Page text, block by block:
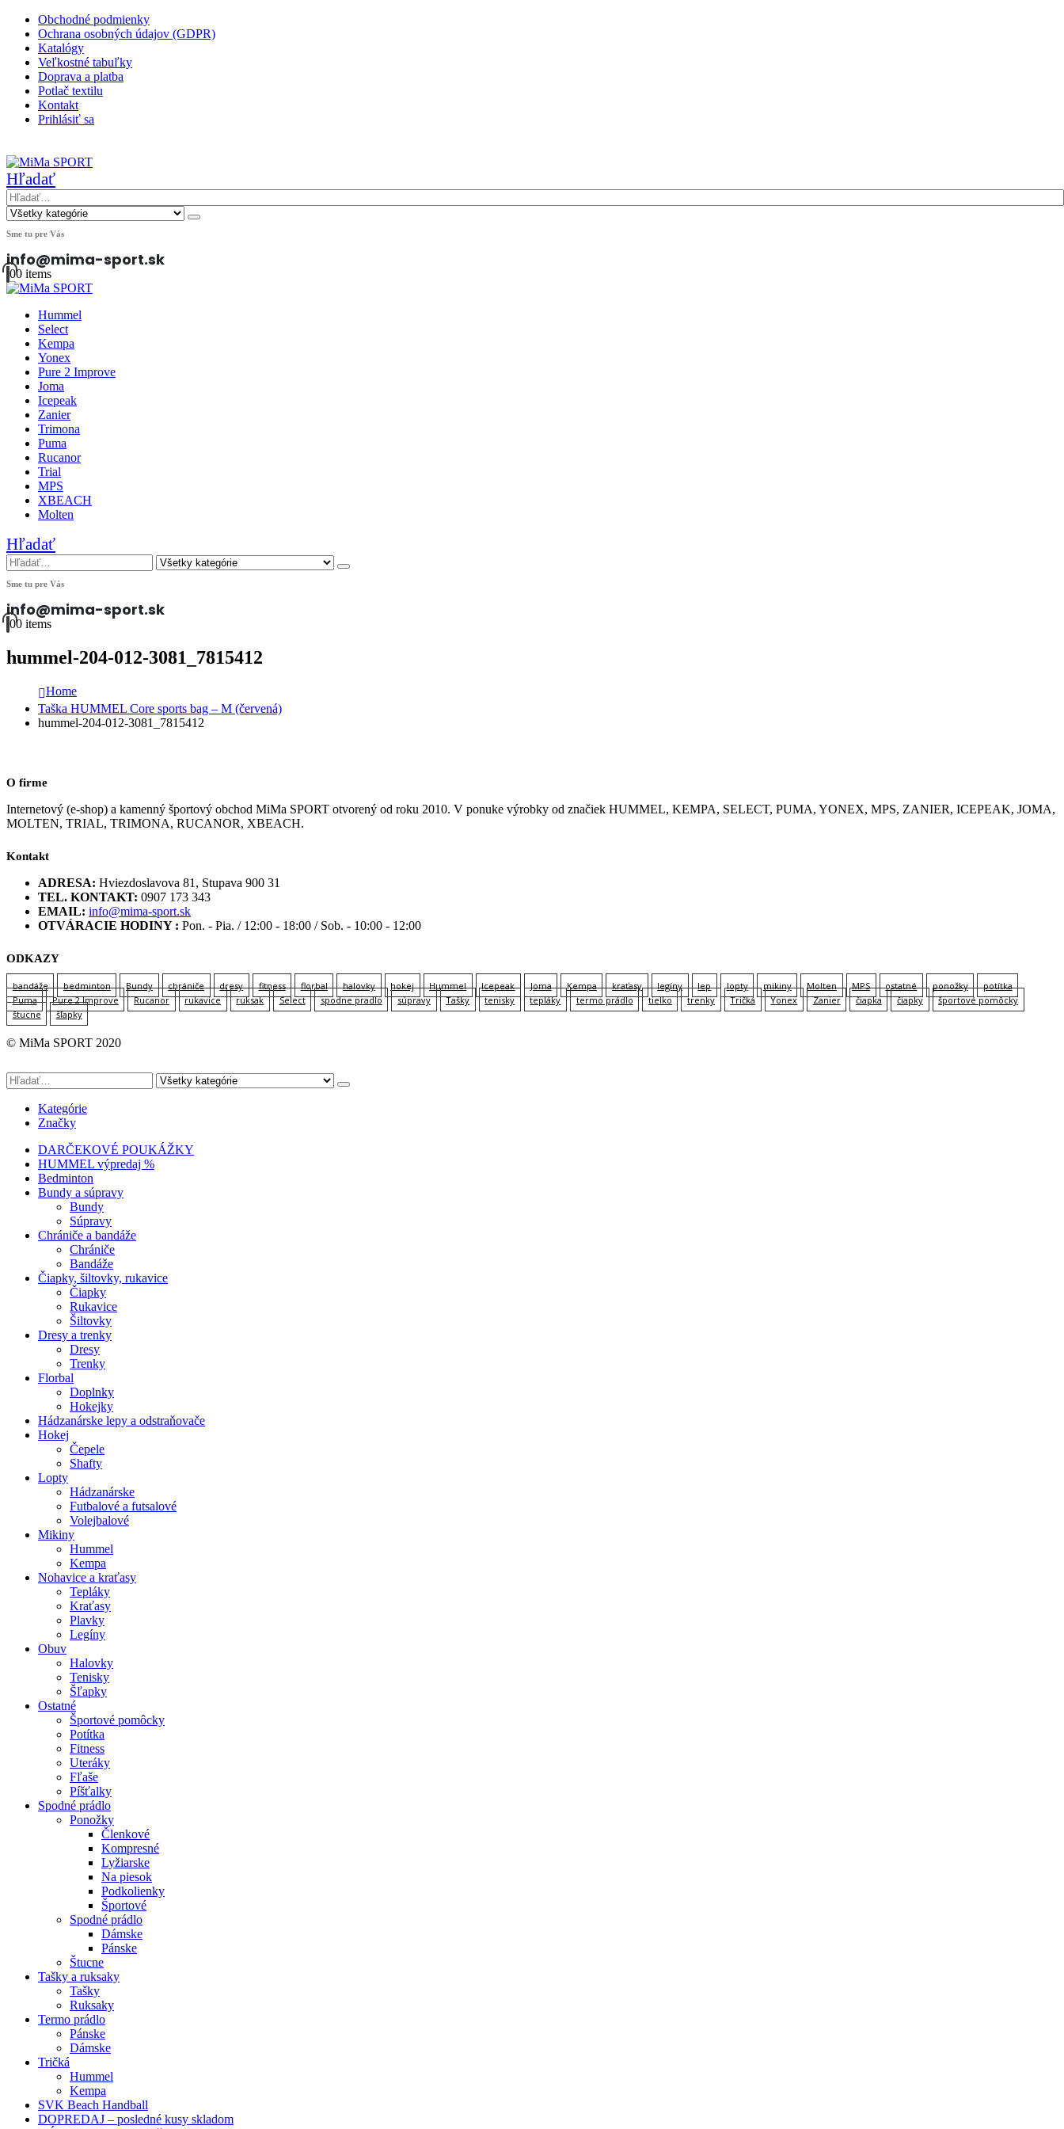
Obchodné podmienky
Ochrana osobných údajov (GDPR)
Katalógy
Veľkostné tabuľky
Doprava a platba
Potlač textilu
Kontakt
Prihlásiť sa
Hľadať
Sme tu pre Vás
info@mima-sport.sk
00 items
Hummel
Select
Kempa
Yonex
Pure 2 Improve
Joma
Icepeak
Zanier
Trimona
Puma
Rucanor
Trial
MPS
XBEACH
Molten
Hľadať
Sme tu pre Vás
info@mima-sport.sk
00 items
hummel-204-012-3081_7815412
Home
Taška HUMMEL Core sports bag – M (červená)
hummel-204-012-3081_7815412
O firme
Internetový (e-shop) a kamenný športový obchod MiMa SPORT otvorený od roku 2010. V ponuke výrobky od značiek HUMMEL, KEMPA, SELECT, PUMA, YONEX, MPS, ZANIER, ICEPEAK, JOMA,
MOLTEN, TRIAL, TRIMONA, RUCANOR, XBEACH.
Kontakt
ADRESA: Hviezdoslavova 81, Stupava 900 31
TEL. KONTAKT: 0907 173 343
EMAIL: info@mima-sport.sk
OTVÁRACIE HODINY : Pon. - Pia. / 12:00 - 18:00 / Sob. - 10:00 - 12:00
ODKAZY
bandáže bedminton Bundy chrániče dresy fitness florbal halovky hokej Hummel Icepeak Joma Kempa kraťasy legíny lep lopty mikiny Molten MPS ostatné ponožky
potítka
Puma
Pure 2 Improve Rucanor rukavice ruksak Select spodne pradlo súpravy Tašky tenisky tepláky termo prádlo tielko trenky Tričká Yonex Zanier čiapka čiapky
športové pomôcky
štucne
šľapky
© MiMa SPORT 2020
Kategórie
Značky
DARČEKOVÉ POUKÁŽKY
HUMMEL výpredaj %
Bedminton
Bundy a súpravy
Bundy
Súpravy
Chrániče a bandáže
Chrániče
Bandáže
Čiapky, šiltovky, rukavice
Čiapky
Rukavice
Šiltovky
Dresy a trenky
Dresy
Trenky
Florbal
Doplnky
Hokejky
Hádzanárske lepy a odstraňovače
Hokej
Čepele
Shafty
Lopty
Hádzanárske
Futbalové a futsalové
Volejbalové
Mikiny
Hummel
Kempa
Nohavice a kraťasy
Tepláky
Kraťasy
Plavky
Legíny
Obuv
Halovky
Tenisky
Šľapky
Ostatné
Športové pomôcky
Potítka
Fitness
Uteráky
Fľaše
Píšťalky
Spodné prádlo
Ponožky
Členkové
Kompresné
Lyžiarske
Na piesok
Podkolienky
Športové
Spodné prádlo
Dámske
Pánske
Štucne
Tašky a ruksaky
Tašky
Ruksaky
Termo prádlo
Pánske
Dámske
Tričká
Hummel
Kempa
SVK Beach Handball
DOPREDAJ – posledné kusy skladom